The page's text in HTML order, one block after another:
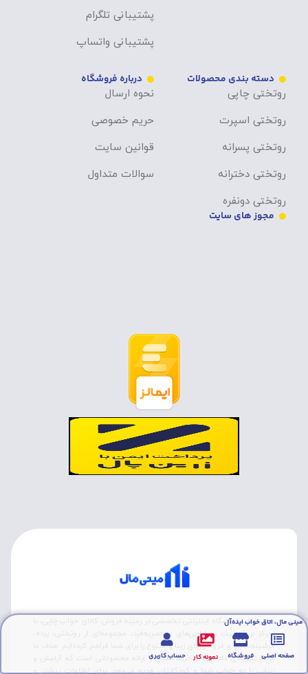
پشتیبانی تلگرام
پشتیبانی واتساپ
دسته بندی محصولات
روتختی چاپی
روتختی اسپرت
روتختی پسرانه
روتختی دخترانه
روتختی دونفره
درباره فروشگاه
نحوه ارسال
حریم خصوصی
قوانین سایت
سوالات متداول
مجوز های سایت
مینی مال، فروشگاه اینترنتی تخصصی در زمینه فروش کالای خواب چاپی، با
تمرکز بر کیفیت و طراحی‌های منحصربه‌فرد، مجموعه‌ای از روتختی‌، پرده،
فرشینه، تابلو و فروشی‌های زیبا و متنوع را برای شما فراهم کرده‌ایم. هدف ما
ایجاد تجربه‌ای دلنشین از خرید آنلاین و ارائه محصولاتی است که آرامش و
زیبایی را به خواب شما و کودکانتان هدیه می‌دهد. برای اطلاعات بیشتر و
مینی مال، اتاق خواب ایده‌آل
صفحه اصلی فروشگاه نمونه کار حساب کاربری